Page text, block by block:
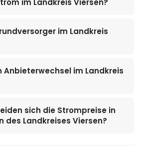
im Landkreis
Anbieterwechsel im Landkreis
sich die Strompreise in
des Landkreises Viersen?